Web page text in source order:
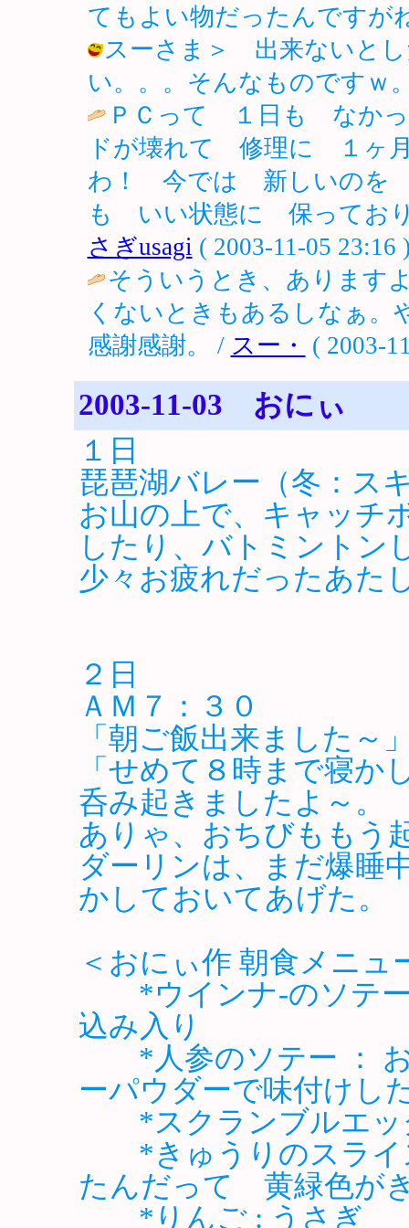
てもよい物だったんですが
スーさま＞ 出来ないとし
い。。。そんなものですｗ
ＰＣって １日も なか
ドが壊れて 修理に １ヶ
わ！ 今では 新しいの
も いい状態に 保ってお
さぎusagi ( 2003-11-05 23:16
そういうとき、あります
くないときもあるしなぁ。
感謝感謝。 / スー・ ( 2003-
2003-11-03 おにぃ
１日
琵琶湖バレー（冬：ス
お山の上で、キャッチ
したり、バトミントン
少々お疲れだったあた
２日
ＡＭ７：３０
「朝ご飯出来ました～
「せめて８時まで寝か
呑み起きましたよ～。
ありゃ、おちびももう
ダーリンは、まだ爆睡
かしておいてあげた。
＜おにぃ作 朝食メニュ
*ウインナ-のソテー
込み入り
*人参のソテー ： お
ーパウダーで味付けし
*スクランブルエッ
*きゅうりのスライ
たんだって 黄緑色が
*りんご : うさぎ